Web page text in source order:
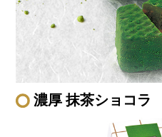
濃厚 抹茶ショコラ